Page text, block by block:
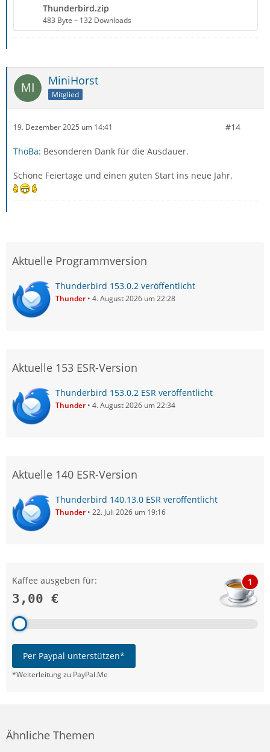
Thunderbird.zip
483 Byte – 132 Downloads
MiniHorst
Mitglied
19. Dezember 2025 um 14:41 #14
ThoBa: Besonderen Dank für die Ausdauer.
Schöne Feiertage und einen guten Start ins neue Jahr.
Aktuelle Programmversion
Thunderbird 153.0.2 veröffentlicht
Thunder 4. August 2026 um 22:28
Aktuelle 153 ESR-Version
Thunderbird 153.0.2 ESR veröffentlicht
Thunder 4. August 2026 um 22:34
Aktuelle 140 ESR-Version
Thunderbird 140.13.0 ESR veröffentlicht
Thunder 22. Juli 2026 um 19:16
Kaffee ausgeben für:
3,00 €
1
Per Paypal unterstützen*
*Weiterleitung zu PayPal.Me
Ähnliche Themen